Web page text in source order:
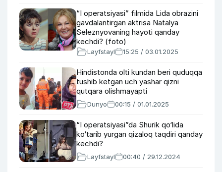
“I operatsiyasi” filmida Lida obrazini
gavdalantirgan aktrisa Natalya
Seleznyovaning hayoti qanday
kechdi? (foto)
Layfstayl 15:25 / 03.01.2025
Hindistonda olti kundan beri quduqqa
tushib ketgan uch yashar qizni
qutqara olishmayapti
Dunyo 00:15 / 01.01.2025
“I operatsiyasi”da Shurik qo‘lida
ko‘tarib yurgan qizaloq taqdiri qanday
kechdi?
Layfstayl 00:40 / 29.12.2024